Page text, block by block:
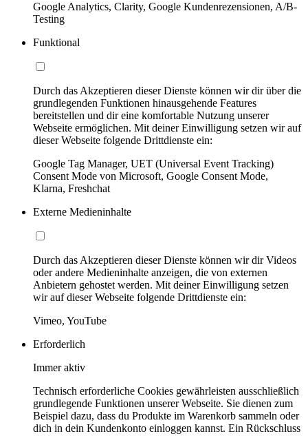
Google Analytics, Clarity, Google Kundenrezensionen, A/B-
Testing
Funktional
Durch das Akzeptieren dieser Dienste können wir dir über die
grundlegenden Funktionen hinausgehende Features
bereitstellen und dir eine komfortable Nutzung unserer
Webseite ermöglichen. Mit deiner Einwilligung setzen wir auf
dieser Webseite folgende Drittdienste ein:
Google Tag Manager, UET (Universal Event Tracking)
Consent Mode von Microsoft, Google Consent Mode,
Klarna, Freshchat
Externe Medieninhalte
Durch das Akzeptieren dieser Dienste können wir dir Videos
oder andere Medieninhalte anzeigen, die von externen
Anbietern gehostet werden. Mit deiner Einwilligung setzen
wir auf dieser Webseite folgende Drittdienste ein:
Vimeo, YouTube
Erforderlich
Immer aktiv
Technisch erforderliche Cookies gewährleisten ausschließlich
grundlegende Funktionen unserer Webseite. Sie dienen zum
Beispiel dazu, dass du Produkte im Warenkorb sammeln oder
dich in dein Kundenkonto einloggen kannst. Ein Rückschluss